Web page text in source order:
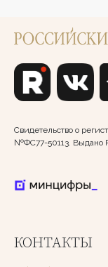
Свидетельство о
№ФС77-50113. Выдано
КОНТАКТЫ